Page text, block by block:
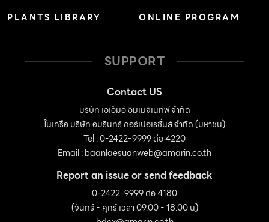
PLANTS LIBRARY
ONLINE PROGRAM
SUPPORT
Contact US
บริษัท เอเอ็มอี อิมเมจิเนทีฟ จำกัด
ในเครือ บริษัท อมรินทร์ คอร์เปอเรชั่นส์ จำกัด (มหาชน)
Tel : 0-2422-9999 ต่อ 4220
Email :baanlaesuanweb@amarin.co.th
Report an issue or send feedback
0-2422-9999 ต่อ 4180
(จันทร์ - ศุกร์ เวลา 09.00 - 18.00 น)